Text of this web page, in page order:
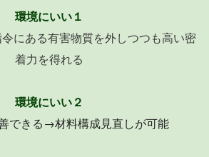
環境にいい１
にある有害物質を外しつつも高い密
着力を得れる
環境にいい２
できる→材料構成見直しが可能